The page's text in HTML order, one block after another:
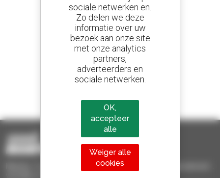
800 dealers
Manitou wereldwijd
Verkocht in de wereld is een manitou
Manitou Tweedehands - Tweedehands behandelingsmaterieel :
sociale netwerken en.
Zo delen we deze
informatie over uw
bezoek aan onze site
met onze analytics
partners,
adverteerders en
sociale netwerken.
OK,
accepteer
alle
Weiger alle
cookies